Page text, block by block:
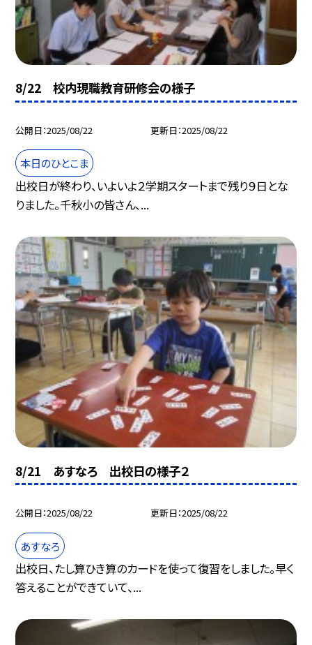
8/22 校内現職教育研修会の様子
公開日 2025/08/22 更新日 2025/08/22
本日のひとこま
出校日が終わり、いよいよ２学期スタートまで残り９日とな
りました。千秋小の皆さん、...
8/21 あすなろ 出校日の様子２
公開日 2025/08/22 更新日 2025/08/22
あすなろ
出校日、たし算ひき算のカードを使って復習をしました。早く
答えることができていて、...